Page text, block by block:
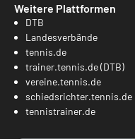
Weitere Plattformen
DTB
Landesverbände
tennis.de
trainer.tennis.de (DTB)
vereine.tennis.de
schiedsrichter.tennis.de
tennistrainer.de